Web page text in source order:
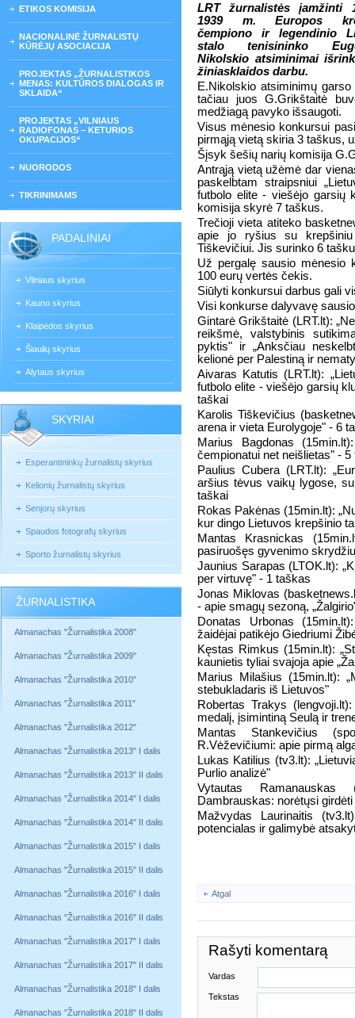
ETIKOS KOMISIJA
NACIONALINĖ ŽURNALISTŲ
KŪRĖJŲ ASOCIACIJA
PROJEKTAS „ŽURNALISTIKOS
MENAS: KULTŪROS DIALOGAS IR
SKLAIDA“
PROJEKTAS „VILNIAUS
RADIOFONAS – KETURIOS
OKUPACIJOS“
NUORODOS
TIKRINIMAMS
PADALINIAI
Vilniaus skyrius
Kauno skyrius
Klaipėdos skyrius
Šiaulių skyrius
Alytaus skyrius
SKYRIAI
Esperantininkų žurnalistų skyrius
Kelionių žurnalistų skyrius
Senjorų skyrius
Spaudos fotografų skyrius
Sporto žurnalistų skyrius
ŽURNALISTIKA
Almanachas "Žurnalistika 2008"
Almanachas "Žurnalistika 2009"
Almanachas "Žurnalistika 2010"
Almanachas "Žurnalistika 2011"
Almanachas "Žurnalistika 2012"
Almanachas "Žurnalistika 2013" I dalis
Almanachas "Žurnalistika 2013" II dalis
Almanachas "Žurnalistika 2014" I dalis
Almanachas "Žurnalistika 2014" II dalis
Almanachas "Žurnalistika 2015" I dalis
Almanachas "Žurnalistika 2015" II dalis
Almanachas "Žurnalistika 2016" I dalis
Almanachas "Žurnalistika 2016" II dalis
Almanachas "Žurnalistika 2017" I dalis
Almanachas "Žurnalistika 2017" II dalis
Almanachas "Žurnalistika 2018" I dalis
Almanachas "Žurnalistika 2018" II dalis
LRT žurnalistės įamžinti
1939 m. Europos
čempiono ir legendinio
stalo tenisininko
Nikolskio atsiminimai
žiniasklaidos darbu.
E.Nikolskio atsiminimų
tačiau juos G.Grikštaitė
medžiagą pavyko išsaugoti.
Visus mėnesio konkursui
pirmąją vietą skiria 3 taškus,
Šįsyk šešių narių komisija
Antrąją vietą užėmė dar
paskelbtam straipsniui
futbolo elite - viešėjo garsių
komisija skyrė 7 taškus.
Trečioji vieta atiteko
apie jo ryšius su krepšiniu
Tiškevičiui. Jis surinko 6
Už pergalę sausio mėnesio
100 eurų vertės čekis.
Siūlyti konkursui darbus gali
Visi konkurse dalyvavę
Gintarė Grikštaitė (LRT.lt):
reikšmė, valstybinis
pyktis" ir „Anksčiau
kelionė per Palestiną ir
Aivaras Katutis (LRT.lt):
futbolo elite - viešėjo garsių
taškai
Karolis Tiškevičius
arena ir vieta Eurolygoje" - 6
Marius Bagdonas
čempionatui net neišlietas" - 5
Paulius Cubera (LRT.lt):
aršius tėvus vaikų lygose,
taškai
Rokas Pakėnas (15min.lt):
kur dingo Lietuvos krepšinio
Mantas Krasnickas
pasiruošęs gyvenimo
Jaunius Sarapas (LTOK.lt):
per virtuvę" - 1 taškas
Jonas Miklovas
- apie smagų sezoną,
Donatas Urbonas
žaidėjai patikėjo Giedriumi
Kęstas Rimkus (15min.lt):
kaunietis tyliai svajoja apie
Marius Milašius (15min.lt):
stebukladaris iš Lietuvos"
Robertas Trakys
medalį, įsimintiną Seulą ir
Mantas Stankevičius
R.Vėževičiumi: apie pirmą
Lukas Katilius (tv3.lt):
Purlio analizė"
Vytautas Ramanauskas
Dambrauskas: norėtųsi
Mažvydas Laurinaitis
potencialas ir galimybė
Atgal
Rašyti komentarą
Vardas
Tekstas